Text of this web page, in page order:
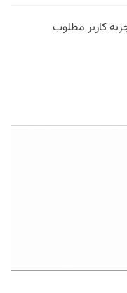
کاربر مطلوب